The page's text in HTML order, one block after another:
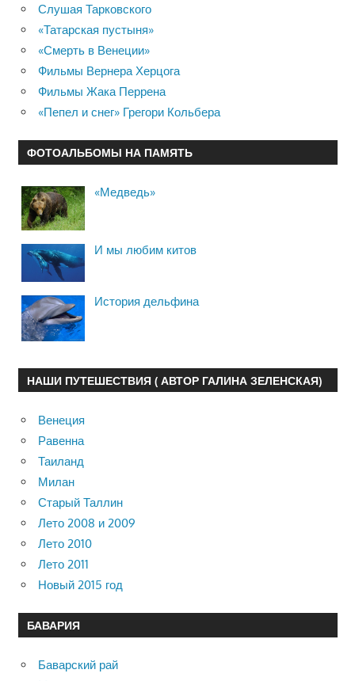
Слушая Тарковского
«Татарская пустыня»
«Смерть в Венеции»
Фильмы Вернера Херцога
Фильмы Жака Перрена
«Пепел и снег» Грегори Кольбера
ФОТОАЛЬБОМЫ НА ПАМЯТЬ
«Медведь»
И мы любим китов
История дельфина
НАШИ ПУТЕШЕСТВИЯ ( АВТОР ГАЛИНА ЗЕЛЕНСКАЯ)
Венеция
Равенна
Таиланд
Милан
Старый Таллин
Лето 2008 и 2009
Лето 2010
Лето 2011
Новый 2015 год
БАВАРИЯ
Баварский рай